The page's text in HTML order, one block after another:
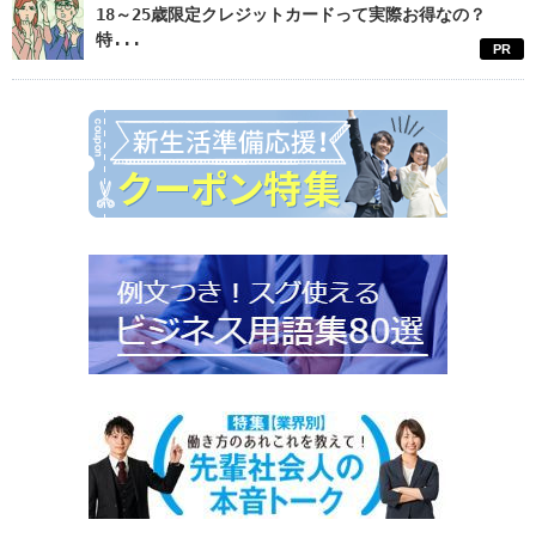
18～25歳限定クレジットカードって実際お得なの？
特...
PR